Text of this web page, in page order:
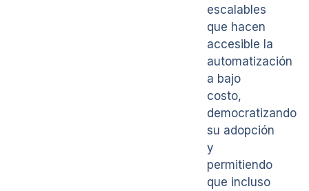
escalables
que hacen
accesible la
automatización
a bajo
costo,
democratizando
su adopción
y
permitiendo
que incluso